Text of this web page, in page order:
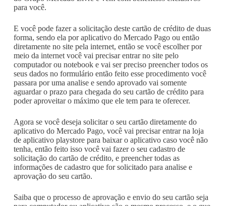
para você.
E você pode fazer a solicitação deste cartão de crédito de duas
forma, sendo ela por aplicativo do Mercado Pago ou então
diretamente no site pela internet, então se você escolher por
meio da internet você vai precisar entrar no site pelo
computador ou notebook e vai ser preciso preencher todos os
seus dados no formulário então feito esse procedimento você
passara por uma analise e sendo aprovado vai somente
aguardar o prazo para chegada do seu cartão de crédito para
poder aproveitar o máximo que ele tem para te oferecer.
Agora se você deseja solicitar o seu cartão diretamente do
aplicativo do Mercado Pago, você vai precisar entrar na loja
de aplicativo playstore para baixar o aplicativo caso você não
tenha, então feito isso você vai fazer o seu cadastro de
solicitação do cartão de crédito, e preencher todas as
informações de cadastro que for solicitado para analise e
aprovação do seu cartão.
Saiba que o processo de aprovação e envio do seu cartão seja